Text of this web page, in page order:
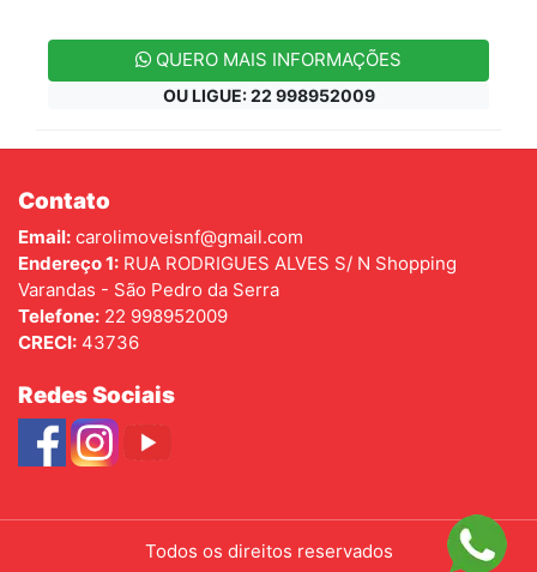
QUERO MAIS INFORMAÇÕES
OU LIGUE: 22 998952009
Contato
Email: carolimoveisnf@gmail.com
Endereço 1: RUA RODRIGUES ALVES S/ N Shopping
Varandas - São Pedro da Serra
Telefone: 22 998952009
CRECI: 43736
Redes Sociais
Todos os direitos reservados